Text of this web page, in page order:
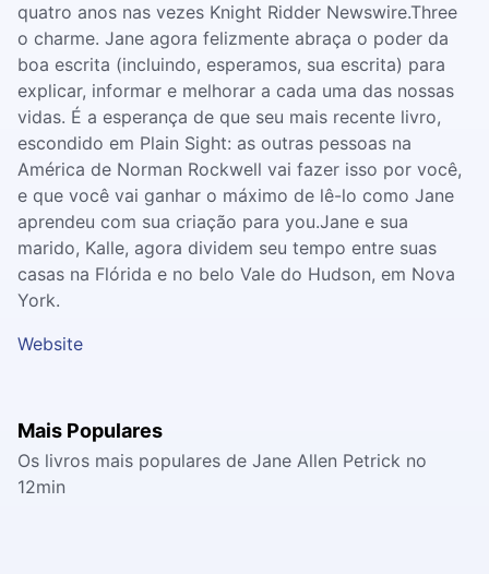
quatro anos nas vezes Knight Ridder Newswire.Three
o charme. Jane agora felizmente abraça o poder da
boa escrita (incluindo, esperamos, sua escrita) para
explicar, informar e melhorar a cada uma das nossas
vidas. É a esperança de que seu mais recente livro,
escondido em Plain Sight: as outras pessoas na
América de Norman Rockwell vai fazer isso por você,
e que você vai ganhar o máximo de lê-lo como Jane
aprendeu com sua criação para you.Jane e sua
marido, Kalle, agora dividem seu tempo entre suas
casas na Flórida e no belo Vale do Hudson, em Nova
York.
Website
Mais Populares
Os livros mais populares de Jane Allen Petrick no
12min